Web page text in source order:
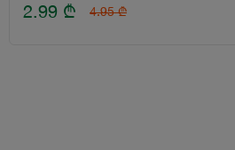
2.99 ₾ 4.95 ₾